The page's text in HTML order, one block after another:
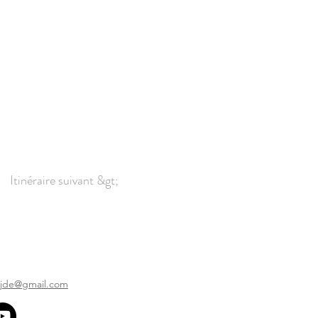
Itinéraire suivant &gt;